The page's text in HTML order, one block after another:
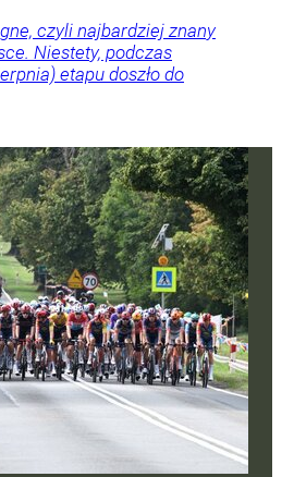
czyli najbardziej znany
Niestety, podczas
etapu doszło do